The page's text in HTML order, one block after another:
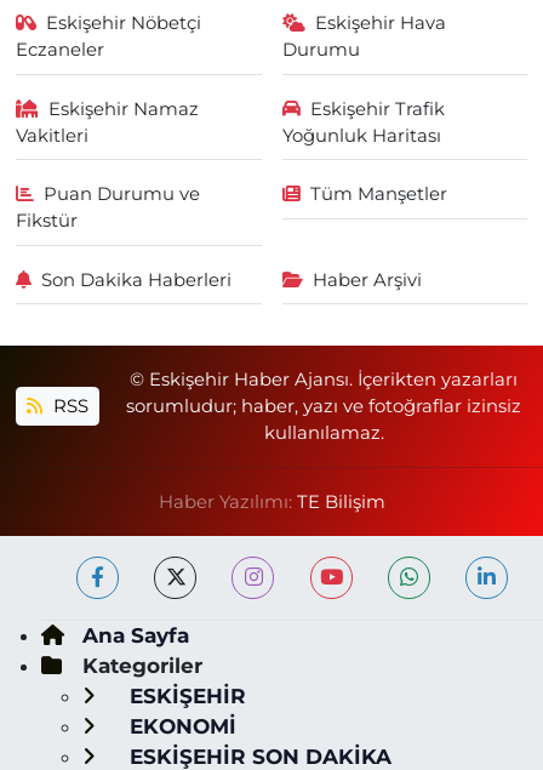
Eskişehir Nöbetçi
Eczaneler
Eskişehir Hava
Durumu
Eskişehir Namaz
Vakitleri
Eskişehir Trafik
Yoğunluk Haritası
Puan Durumu ve
Fikstür
Tüm Manşetler
Son Dakika Haberleri Haber Arşivi
RSS
© Eskişehir Haber Ajansı. İçerikten yazarları
sorumludur; haber, yazı ve fotoğraflar izinsiz
kullanılamaz.
Haber Yazılımı: TE Bilişim
Ana Sayfa
Kategoriler
ESKİŞEHİR
EKONOMİ
ESKİŞEHİR SON DAKİKA